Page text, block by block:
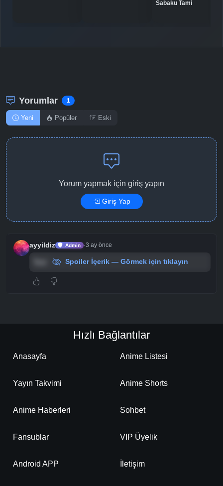
Sabaku Tami
Yorumlar 1
Yeni Popüler Eski
Yorum yapmak için giriş yapın
Giriş Yap
ayyildiz Admin ·3 ay önce
Spoiler İçerik — Görmek için tıklayın
Hızlı Bağlantılar
Anasayfa Anime Listesi
Yayın Takvimi Anime Shorts
Anime Haberleri Sohbet
Fansublar VIP Üyelik
Android APP İletişim